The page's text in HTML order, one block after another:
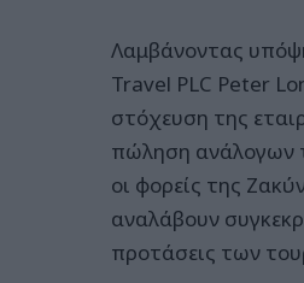
Λαμβάνοντας
Travel PLC Peter
στόχευση της
πώληση ανάλογων
οι φορείς της
αναλάβουν
προτάσεις των